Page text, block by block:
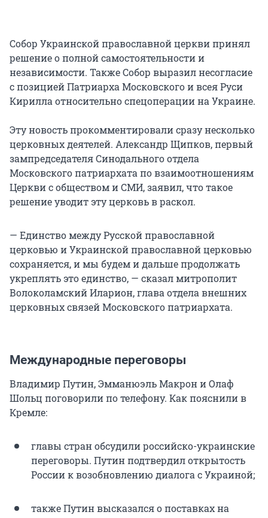
Собор Украинской православной церкви принял
решение о полной самостоятельности и
независимости. Также Собор выразил несогласие
с позицией Патриарха Московского и всея Руси
Кирилла относительно спецоперации на Украине.
Эту новость прокомментировали сразу несколько
церковных деятелей. Александр Щипков, первый
зампредседателя Синодального отдела
Московского патриархата по взаимоотношениям
Церкви с обществом и СМИ, заявил, что такое
решение уводит эту церковь в раскол.
— Единство между Русской православной
церковью и Украинской православной церковью
сохраняется, и мы будем и дальше продолжать
укреплять это единство, — сказал митрополит
Волоколамский Иларион, глава отдела внешних
церковных связей Московского патриархата.
Международные переговоры
Владимир Путин, Эмманюэль Макрон и Олаф
Шольц поговорили по телефону. Как пояснили в
Кремле:
главы стран обсудили российско-украинские
переговоры. Путин подтвердил открытость
России к возобновлению диалога с Украиной;
также Путин высказался о поставках на